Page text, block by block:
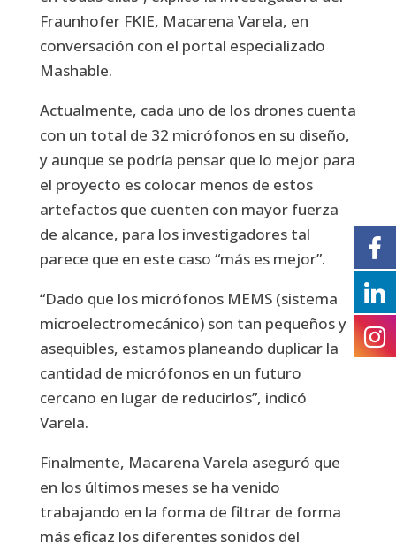
Fraunhofer FKIE, Macarena Varela, en
conversación con el portal especializado
Mashable.
Actualmente, cada uno de los drones cuenta
con un total de 32 micrófonos en su diseño,
y aunque se podría pensar que lo mejor para
el proyecto es colocar menos de estos
artefactos que cuenten con mayor fuerza
de alcance, para los investigadores tal
parece que en este caso “más es mejor”.
“Dado que los micrófonos MEMS (sistema
microelectromecánico) son tan pequeños y
asequibles, estamos planeando duplicar la
cantidad de micrófonos en un futuro
cercano en lugar de reducirlos”, indicó
Varela.
Finalmente, Macarena Varela aseguró que
en los últimos meses se ha venido
trabajando en la forma de filtrar de forma
más eficaz los diferentes sonidos del